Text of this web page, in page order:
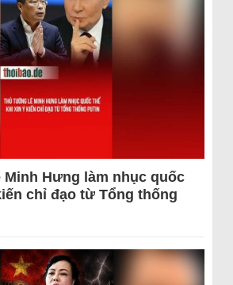
Hưng làm nhục quốc
chỉ đạo từ Tổng thống